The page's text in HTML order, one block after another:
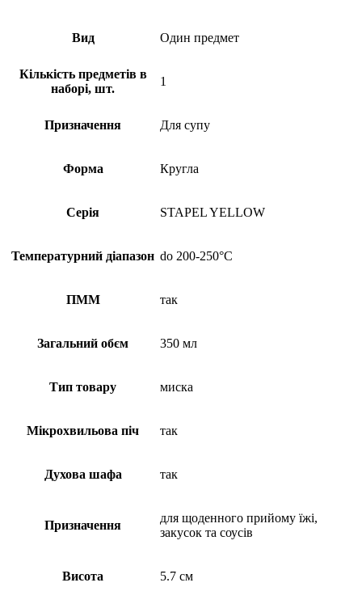
Вид Один предмет
Кількість предметів в
наборі, шт.
1
Призначення Для супу
Форма Кругла
Серія STAPEL YELLOW
Температурний діапазон do 200-250°C
ПММ так
Загальний обєм 350 мл
Тип товару миска
Мікрохвильова піч так
Духова шафа так
Призначення
для щоденного прийому їжі,
закусок та соусів
Висота 5.7 см